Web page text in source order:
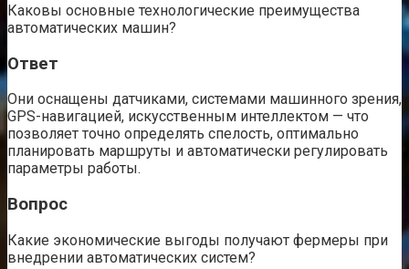
Каковы основные технологические преимущества
автоматических машин?
Ответ
Они оснащены датчиками, системами машинного зрения,
GPS-навигацией, искусственным интеллектом — что
позволяет точно определять спелость, оптимально
планировать маршруты и автоматически регулировать
параметры работы.
Вопрос
Какие экономические выгоды получают фермеры при
внедрении автоматических систем?